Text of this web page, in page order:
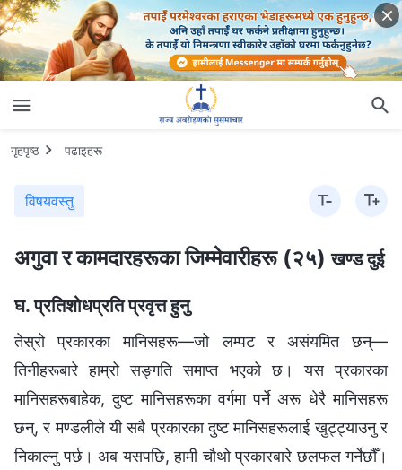
गृहपृष्ठ पढाइहरू
विषयवस्तु
अगुवा र कामदारहरूका जिम्‍मेवारीहरू (२५)खण्ड दुई
घ. प्रतिशोधप्रति प्रवृत्त हुनु
तेस्रो प्रकारका मानिसहरू—जो लम्पट र असंयमित छन्—
तिनीहरूबारे हाम्रो सङ्गति समाप्त भएको छ। यस प्रकारका
मानिसहरूबाहेक, दुष्ट मानिसहरूका वर्गमा पर्ने अरू धेरै मानिसहरू
छन्, र मण्डलीले यी सबै प्रकारका दुष्ट मानिसहरूलाई खुट्ट्याउनु र
निकाल्नु पर्छ। अब यसपछि, हामी चौथो प्रकारबारे छलफल गर्नेछौँ।